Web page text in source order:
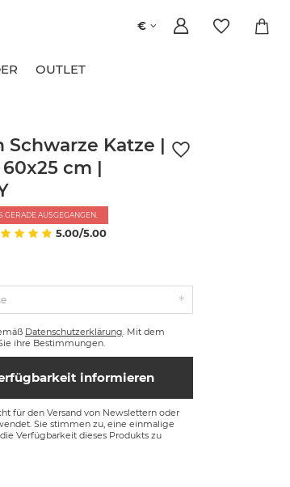
€
OUTLET
Schwarze Katze |
cm |
GERADE AUSGEGANGEN.
5.00/5.00
Datenschutzerklärung. Mit dem
ihre Bestimmungen.
informieren
für den Versand von Newslettern oder
Sie stimmen zu, eine einmalige
Verfügbarkeit dieses Produkts zu